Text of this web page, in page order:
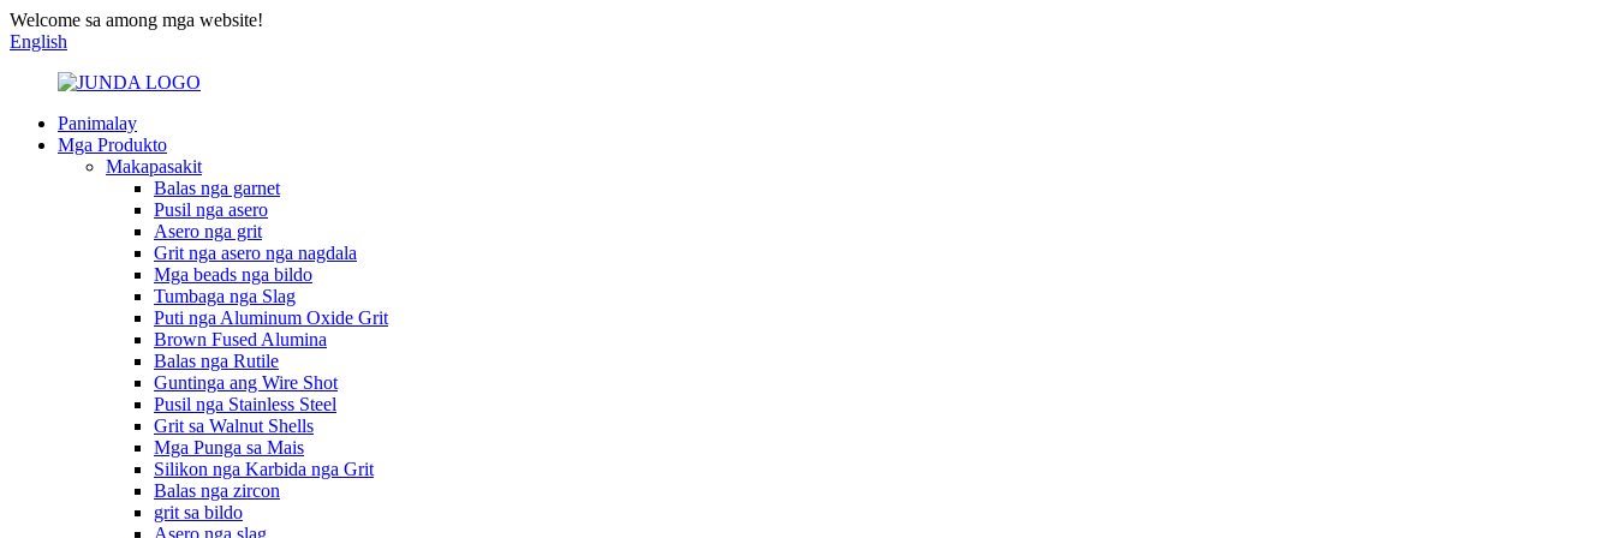
Welcome sa among mga website!
English
Panimalay
Mga Produkto
Makapasakit
Balas nga garnet
Pusil nga asero
Asero nga grit
Grit nga asero nga nagdala
Mga beads nga bildo
Tumbaga nga Slag
Puti nga Aluminum Oxide Grit
Brown Fused Alumina
Balas nga Rutile
Guntinga ang Wire Shot
Pusil nga Stainless Steel
Grit sa Walnut Shells
Mga Punga sa Mais
Silikon nga Karbida nga Grit
Balas nga zircon
grit sa bildo
Asero nga slag